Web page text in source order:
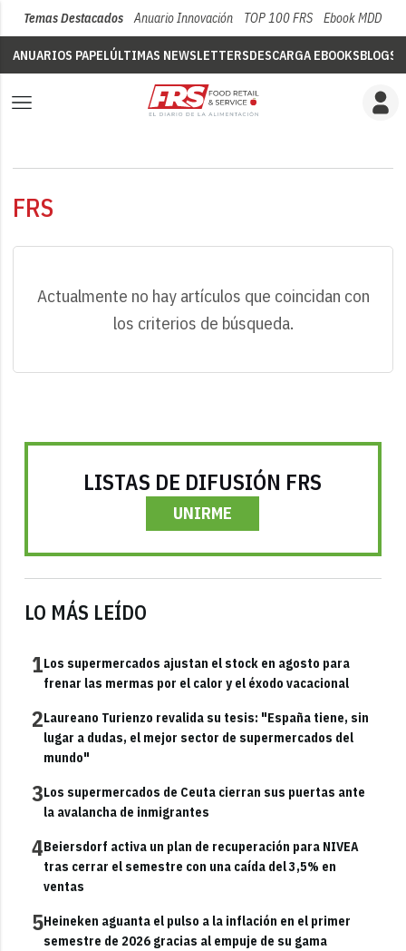
Temas Destacados Anuario Innovación TOP 100 FRS Ebook MDD
ANUARIOS PAPELÚLTIMAS NEWSLETTERSDESCARGA EBOOKSBLOGS
FRS
Actualmente no hay artículos que coincidan con
los criterios de búsqueda.
LISTAS DE DIFUSIÓN FRS
UNIRME
LO MÁS LEÍDO
1Los supermercados ajustan el stock en agosto para
frenar las mermas por el calor y el éxodo vacacional
2Laureano Turienzo revalida su tesis: "España tiene, sin
lugar a dudas, el mejor sector de supermercados del
mundo"
3Los supermercados de Ceuta cierran sus puertas ante
la avalancha de inmigrantes
4Beiersdorf activa un plan de recuperación para NIVEA
tras cerrar el semestre con una caída del 3,5% en
ventas
5Heineken aguanta el pulso a la inflación en el primer
semestre de 2026 gracias al empuje de su gama